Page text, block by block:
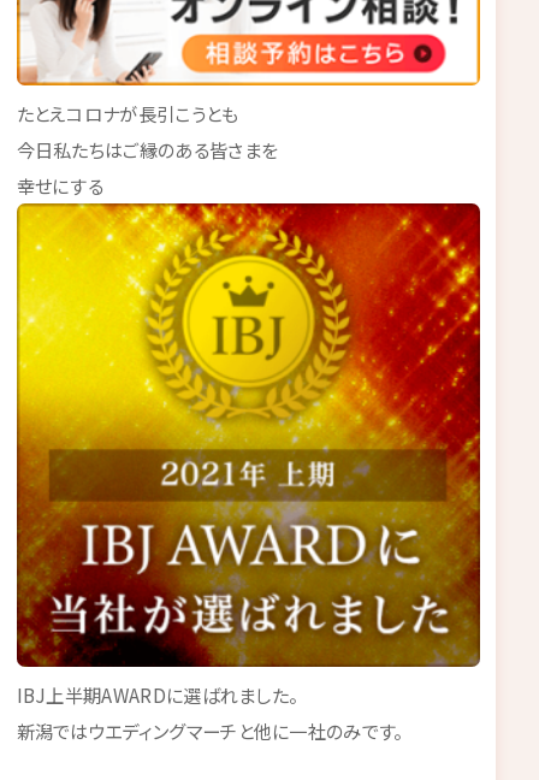
たとえコロナが長引こうとも
今日私たちはご縁のある皆さまを
幸せにする
IBJ上半期AWARDに選ばれました。
新潟ではウエディングマーチと他に一社のみです。